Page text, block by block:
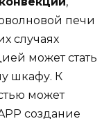
печи
случаях
может стать
шкафу. К
может
создание